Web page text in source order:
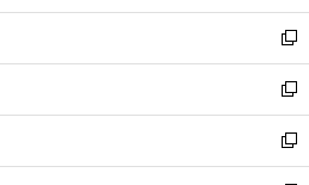
開
く
ウ
で
開
く
ン
ド
ウ
で
開
く
新
し
い
ウ
ィ
ン
新
し
い
ウ
新
し